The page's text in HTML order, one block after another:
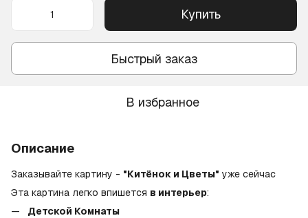
Купить
Быстрый заказ
В избранное
Описание
Заказывайте картину - "Китёнок и Цветы" уже сейчас
Эта картина легко впишется в интерьер:
Детской Комнаты